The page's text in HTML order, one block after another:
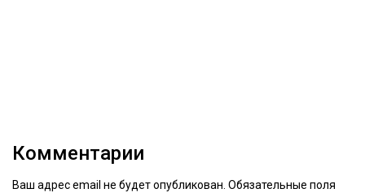
Комментарии
Ваш адрес email не будет опубликован. Обязательные поля